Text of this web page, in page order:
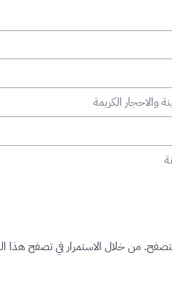
والاحجار الكريمة
من خلال الاستمرار في تصفح هذا